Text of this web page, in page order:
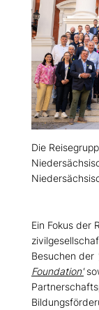
Die
Ein Fokus der
Besuchen der
Foundation'